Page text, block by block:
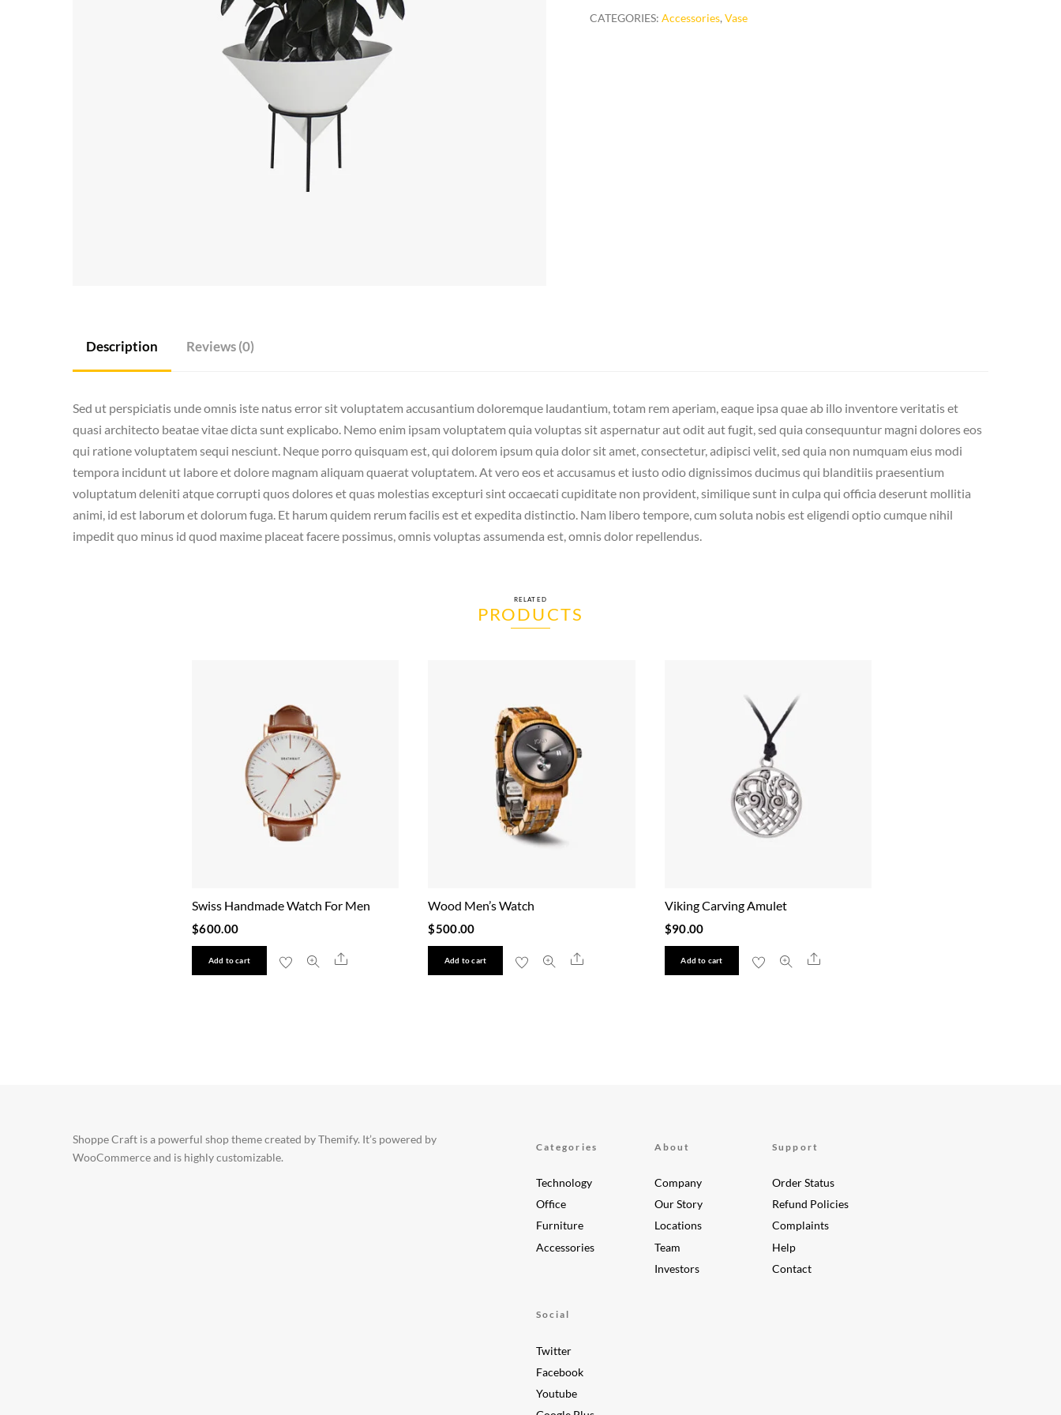
CATEGORIES:Accessories,Vase
Description Reviews (0)
Sed ut perspiciatis unde omnis iste natus error sit voluptatem accusantium doloremque laudantium, totam rem aperiam, eaque ipsa quae ab illo inventore veritatis et
quasi architecto beatae vitae dicta sunt explicabo. Nemo enim ipsam voluptatem quia voluptas sit aspernatur aut odit aut fugit, sed quia consequuntur magni dolores eos
qui ratione voluptatem sequi nesciunt. Neque porro quisquam est, qui dolorem ipsum quia dolor sit amet, consectetur, adipisci velit, sed quia non numquam eius modi
tempora incidunt ut labore et dolore magnam aliquam quaerat voluptatem. At vero eos et accusamus et iusto odio dignissimos ducimus qui blanditiis praesentium
voluptatum deleniti atque corrupti quos dolores et quas molestias excepturi sint occaecati cupiditate non provident, similique sunt in culpa qui officia deserunt mollitia
animi, id est laborum et dolorum fuga. Et harum quidem rerum facilis est et expedita distinctio. Nam libero tempore, cum soluta nobis est eligendi optio cumque nihil
impedit quo minus id quod maxime placeat facere possimus, omnis voluptas assumenda est, omnis dolor repellendus.
RELATED
PRODUCTS
Swiss Handmade Watch For Men
$600.00
Add to cart Share
Wood Men’s Watch
$500.00
Add to cart Share
Viking Carving Amulet
$90.00
Add to cart Share
Shoppe Craft is a powerful shop theme created by Themify. It’s powered by
WooCommerce and is highly customizable.
Categories
Technology
Office
Furniture
Accessories
About
Company
Our Story
Locations
Team
Investors
Support
Order Status
Refund Policies
Complaints
Help
Contact
Social
Twitter
Facebook
Youtube